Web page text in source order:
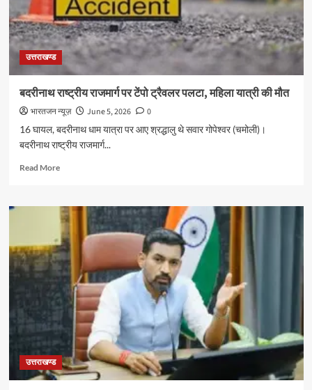
सुरकंडा
देवी
मंदिर
गहन
साधना
उत्तराखण्ड
बदरीनाथ राष्ट्रीय राजमार्ग पर टेंपो ट्रैवलर पलटा, महिला यात्री की मौत
भारतजन न्यूज़ June 5, 2026
0
16 घायल, बदरीनाथ धाम यात्रा पर आए श्रद्धालु थे सवार गोपेश्वर (चमोली)।
बदरीनाथ राष्ट्रीय राजमार्ग...
Read MoreRead
बदरीनाथ
राष्ट्रीय
राजमार्ग
पर
टेंपो
ट्रैवलर
पलटा,
महिला
यात्री
की
उत्तराखण्ड